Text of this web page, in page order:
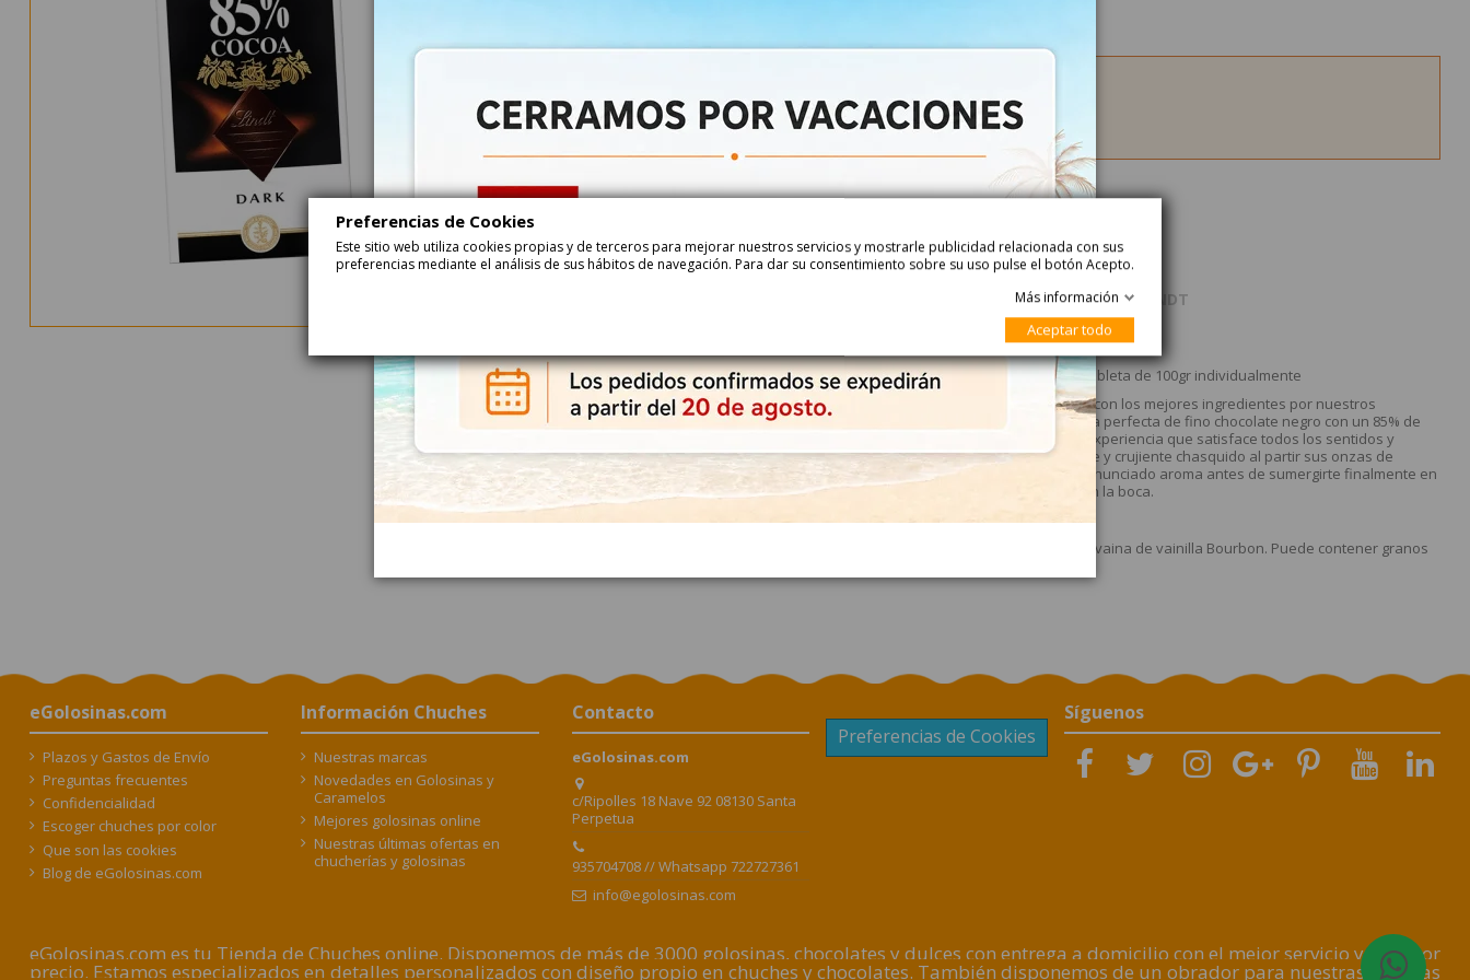
entre24-08-2026 y25-08-2026con Correos Express
entre 25-08-2026 y26-08-2026 con Correos Express Baleares
con azucar
Detalle del Producto Acerca de LINDT
TABLETA EXCELLENCE 85% es una deliciosa tableta de chocolate de Lindt. Se venden la tableta de 100gr individualmente
Lindt Excellence 85% es una tableta de intenso y exquisito chocolate vegano elaborado con los mejores ingredientes por nuestros
Maestros Chocolateros, expertos en chocolates y bombones de alta calidad. Una mezcla perfecta de fino chocolate negro con un 85% de
cacao puro que combina un aroma fuerte y un cacao de sabor intenso para crear una experiencia que satisface todos los sentidos y
proporciona gran placer con su textura delicada y color profundo. Disfruta del agradable y crujiente chasquido al partir sus onzas de
chocolate 85% cacao en forma de diamante y extraordinariamente finas. Aprecia su pronunciado aroma antes de sumergirte finalmente en
una intensa sinfonía de sabores de cacao mientras el chocolate negro Lindt se funde en la boca.
¿Qué ingredientes tienen el Chocolate 85% de Lindt?
Ingredientes: Pasta de cacao, cacao magro, manteca de cacao, azúcar moreno de caña, vaina de vainilla Bourbon. Puede contener granos
eGolosinas.com
Plazos y Gastos de Envío
Preguntas frecuentes
Confidencialidad
Escoger chuches por color
Que son las cookies
Blog de eGolosinas.com
Información Chuches
Nuestras marcas
Novedades en Golosinas y
Caramelos
Mejores golosinas online
Nuestras últimas ofertas en
chucherías y golosinas
Contacto
eGolosinas.com
c/Ripolles 18 Nave 92 08130 Santa
Perpetua
935704708 // Whatsapp 722727361
info@egolosinas.com
Preferencias de Cookies
Síguenos
eGolosinas.com es tu Tienda de Chuches online. Disponemos de más de 3000 golosinas, chocolates y dulces con entrega a domicilio con el mejor servicio y al mejor
precio. Estamos especializados en detalles personalizados con diseño propio en chuches y chocolates. También disponemos de un obrador para nuestras Galletas
Preferencias de Cookies
Este sitio web utiliza cookies propias y de terceros para mejorar nuestros servicios y mostrarle publicidad relacionada con sus
preferencias mediante el análisis de sus hábitos de navegación. Para dar su consentimiento sobre su uso pulse el botón Acepto.
Más información
Aceptar todo